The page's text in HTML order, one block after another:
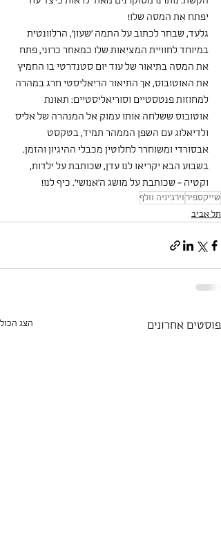
יפתח את המסה שלו!
גלעד, שבחר לכתוב על התמה 'שעון', הרלוונטית
במיוחד לחוויית המציאות שלו כמאחר כרוני, פתח
את המסה בתיאור של עוד יום סטנדרטי בו החמיץ
את האוטובוס, אך התיאור הריאליסטי חרג במהרה
למחוזות פנטסטיים וסוריאליסטיים: תאונת
אוטובוס ששלחה אותו עמוק אל המנהרה של אליס
ולדיאלוג עם השפן הממהר תמיד, בטקסט
אבסורדי ומשוחרר לחלוטין מכבלי ההיגיון והזמן.
בשבוע הבא יקריאו לנו עדן, שכותבת על ילדות,
וקטיה - שכותבת על מושג ה'אנושי'. כיף לנו!
שייקספיר וירג'יניה וולף
תל אביב
פוסטים אחרונים הצג הכול